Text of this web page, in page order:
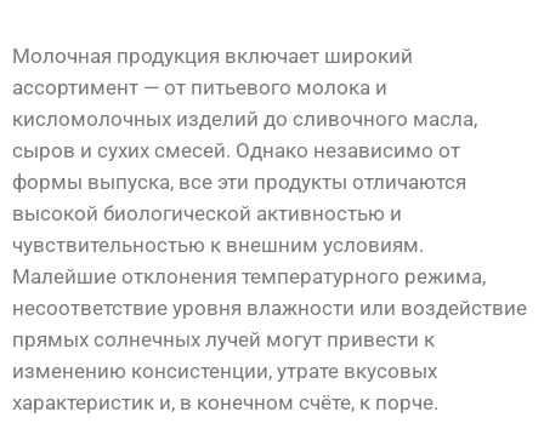
Молочная продукция включает широкий
ассортимент — от питьевого молока и
кисломолочных изделий до сливочного масла,
сыров и сухих смесей. Однако независимо от
формы выпуска, все эти продукты отличаются
высокой биологической активностью и
чувствительностью к внешним условиям.
Малейшие отклонения температурного режима,
несоответствие уровня влажности или воздействие
прямых солнечных лучей могут привести к
изменению консистенции, утрате вкусовых
характеристик и, в конечном счёте, к порче.